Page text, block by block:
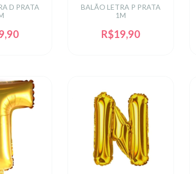
D PRATA
BALÃO LETRA P PRATA
1M
R$19,90